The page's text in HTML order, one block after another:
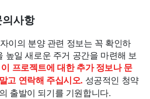
의사항
이의 분양 관련 정보는 꼭 확인하
높일 새로운 주거 공간을 마련해 보
이 프로젝트에 대한 추가 정보나 문
고 연락해 주십시오. 성공적인 청약
출발이 되기를 기원합니다.